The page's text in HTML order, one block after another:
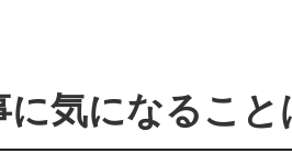
に気になるこ